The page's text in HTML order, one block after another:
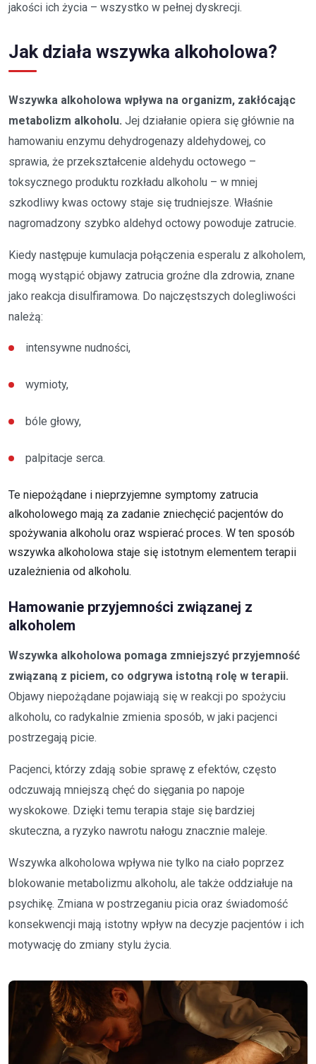
jakości ich życia – wszystko w pełnej dyskrecji.
Jak działa wszywka alkoholowa?
Wszywka alkoholowa wpływa na organizm, zakłócając
metabolizm alkoholu. Jej działanie opiera się głównie na
hamowaniu enzymu dehydrogenazy aldehydowej, co
sprawia, że przekształcenie aldehydu octowego –
toksycznego produktu rozkładu alkoholu – w mniej
szkodliwy kwas octowy staje się trudniejsze. Właśnie
nagromadzony szybko aldehyd octowy powoduje zatrucie.
Kiedy następuje kumulacja połączenia esperalu z alkoholem,
mogą wystąpić objawy zatrucia groźne dla zdrowia, znane
jako reakcja disulfiramowa. Do najczęstszych dolegliwości
należą:
intensywne nudności,
wymioty,
bóle głowy,
palpitacje serca.
Te niepożądane i nieprzyjemne symptomy zatrucia
alkoholowego mają za zadanie zniechęcić pacjentów do
spożywania alkoholu oraz wspierać proces. W ten sposób
wszywka alkoholowa staje się istotnym elementem terapii
uzależnienia od alkoholu.
Hamowanie przyjemności związanej z
alkoholem
Wszywka alkoholowa pomaga zmniejszyć przyjemność
związaną z piciem, co odgrywa istotną rolę w terapii.
Objawy niepożądane pojawiają się w reakcji po spożyciu
alkoholu, co radykalnie zmienia sposób, w jaki pacjenci
postrzegają picie.
Pacjenci, którzy zdają sobie sprawę z efektów, często
odczuwają mniejszą chęć do sięgania po napoje
wyskokowe. Dzięki temu terapia staje się bardziej
skuteczna, a ryzyko nawrotu nałogu znacznie maleje.
Wszywka alkoholowa wpływa nie tylko na ciało poprzez
blokowanie metabolizmu alkoholu, ale także oddziałuje na
psychikę. Zmiana w postrzeganiu picia oraz świadomość
konsekwencji mają istotny wpływ na decyzje pacjentów i ich
motywację do zmiany stylu życia.